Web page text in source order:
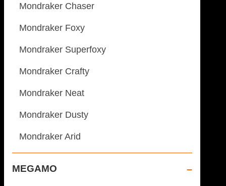
Mondraker Chaser
Mondraker Foxy
Mondraker Superfoxy
Mondraker Crafty
Mondraker Neat
Mondraker Dusty
Mondraker Arid
MEGAMO